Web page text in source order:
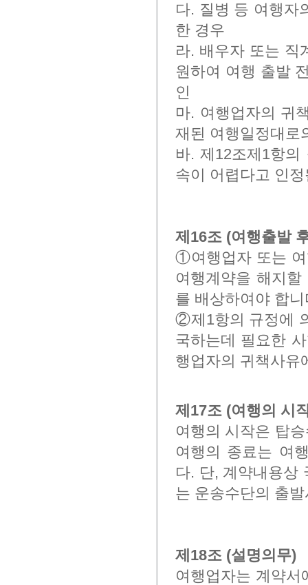
다. 질병 등 여행자
한 경우
라. 배우자 또는 직
원하여 여행 출발
인
마. 여행업자의 귀
재된 여행일정대로
바. 제12조제1항
속이 어렵다고 인
제16조 (여행출발
①여행업자 또는 여
여행계약을 해지
를 배상하여야 합니
②제1항의 규정에
국하는데 필요한
행업자의 귀책사유
제17조 (여행의 시
여행의 시작은 탑
여행의 종료는 여
다. 단, 계약내용상
는 운송수단의 출
제18조 (설명의무)
여행업자는 계약